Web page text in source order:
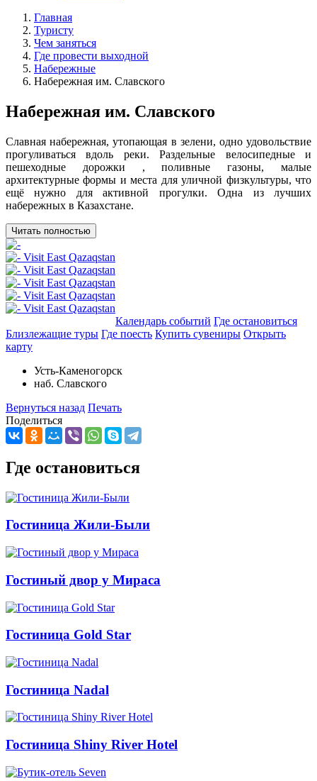
Главная
Туристу
Чем заняться
Где провести выходной
Набережные
Набережная им. Славского
Набережная им. Славского
Славная набережная, утопающая в зелени, одно удовольствие
прогуливаться вдоль реки. Раздельные велосипедные и
пешеходные дорожки , поливные газоны, малые
архитектурные формы и места для уличной физкультуры, что
ещё нужно для активной прогулки. Одна из лучших
набережных в Казахстане.
Читать полностью
Календарь событий Где остановиться
Близлежащие туры Где поесть Купить сувениры Открыть
карту
Усть-Каменогорск
наб. Славского
Вернуться назад Печать
Поделиться
Где остановиться
Гостиница Жили-Были
Гостиный двор у Мираса
Гостиница Gold Star
Гостиница Nadal
Гостиница Shiny River Hotel